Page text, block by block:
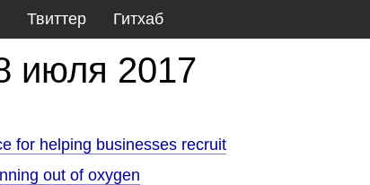
Твиттер Гитхаб
июля 2017
for helping businesses recruit
out of oxygen